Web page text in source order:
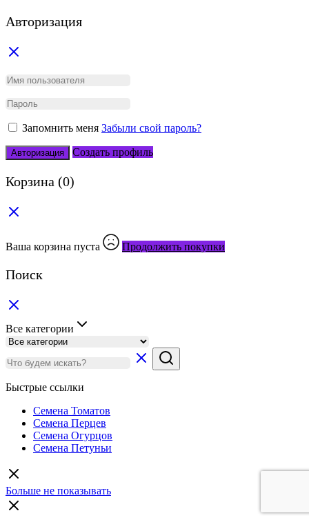
Авторизация
Запомнить меня Забыли свой пароль?
Авторизация Создать профиль
Корзина (0)
Ваша корзина пуста Продолжить покупки
Поиск
Все категории
Быстрые ссылки
Семена Томатов
Семена Перцев
Семена Огурцов
Семена Петуньи
Больше не показывать